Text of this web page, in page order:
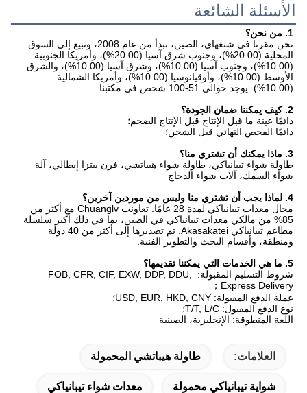
الأسئلة الشائعة
1. من نحن؟
(10.00%). يوجد حوالي 51-100 شخص في مكتبنا.
2. كيف يمكننا ضمان الجودة؟
دائمًا عينة ما قبل الإنتاج قبل الإنتاج الضخم؛
دائمًا الفحص النهائي قبل الشحن؛
3. ماذا يمكنك أن تشتري منا؟
شواء السمك، آلات شواء الدجاج
4. لماذا يجب أن تشتري منا وليس من موردين آخرين؟
ومنطقة، وأقسام البحث والتطوير الفنية.
5. ما هي الخدمات التي يمكننا تقديمها؟
شروط التسليم المقبولة: FOB, CFR, CIF, EXW, DDP, DDU,
Express Delivery；
عملة الدفع المقبولة: USD, EUR, HKD, CNY؛
نوع الدفع المقبول: T/T, L/C؛
اللغة المنطوقة: الإنجليزية، الصينية
العلامات: طاولة هيباتشي المحمولة
شواية تيبانياكي محمولة معدات شواء تيبانياكي